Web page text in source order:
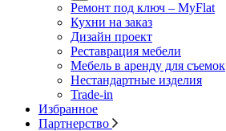
Ремонт под ключ – MyFlat
Кухни на заказ
Дизайн проект
Реставрация мебели
Мебель в аренду для съемок
Нестандартные изделия
Trade-in
Избранное
Партнерство